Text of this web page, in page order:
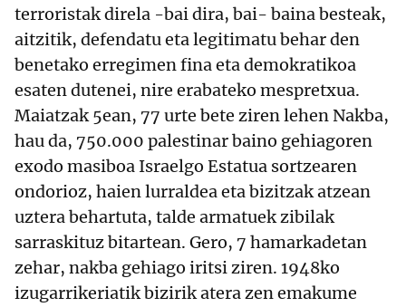
terroristak direla -bai dira, bai- baina besteak,
aitzitik, defendatu eta legitimatu behar den
benetako erregimen fina eta demokratikoa
esaten dutenei, nire erabateko mespretxua.
Maiatzak 5ean, 77 urte bete ziren lehen Nakba,
hau da, 750.000 palestinar baino gehiagoren
exodo masiboa Israelgo Estatua sortzearen
ondorioz, haien lurraldea eta bizitzak atzean
uztera behartuta, talde armatuek zibilak
sarraskituz bitartean. Gero, 7 hamarkadetan
zehar, nakba gehiago iritsi ziren. 1948ko
izugarrikeriatik bizirik atera zen emakume